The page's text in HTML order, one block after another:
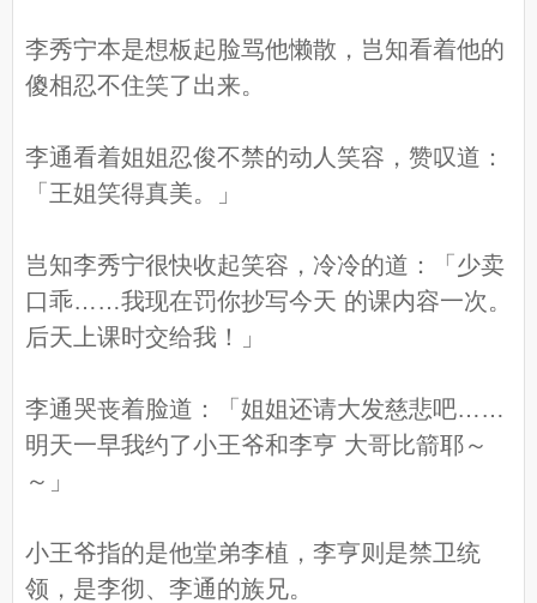
李秀宁本是想板起脸骂他懒散，岂知看着他的
傻相忍不住笑了出来。
李通看着姐姐忍俊不禁的动人笑容，赞叹道：
「王姐笑得真美。」
岂知李秀宁很快收起笑容，冷冷的道：「少卖
口乖……我现在罚你抄写今天 的课内容一次。
后天上课时交给我！」
李通哭丧着脸道：「姐姐还请大发慈悲吧……
明天一早我约了小王爷和李亨 大哥比箭耶～
～」
小王爷指的是他堂弟李植，李亨则是禁卫统
领，是李彻、李通的族兄。